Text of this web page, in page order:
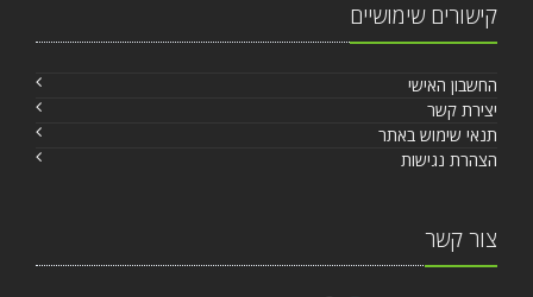
קישורים שימושיים
החשבון האישי
יצירת קשר
תנאי שימוש באתר
הצהרת נגישות
צור קשר